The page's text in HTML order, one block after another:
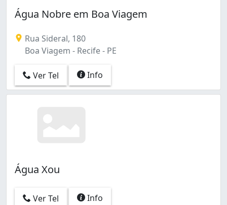
Água Nobre em Boa Viagem
Rua Sideral, 180
Boa Viagem - Recife - PE
Ver Tel Info
Água Xou
Ver Tel Info